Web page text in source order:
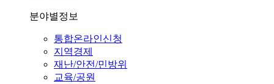
분야별정보
통합온라인신청
지역경제
재난/안전/민방위
교육/공원